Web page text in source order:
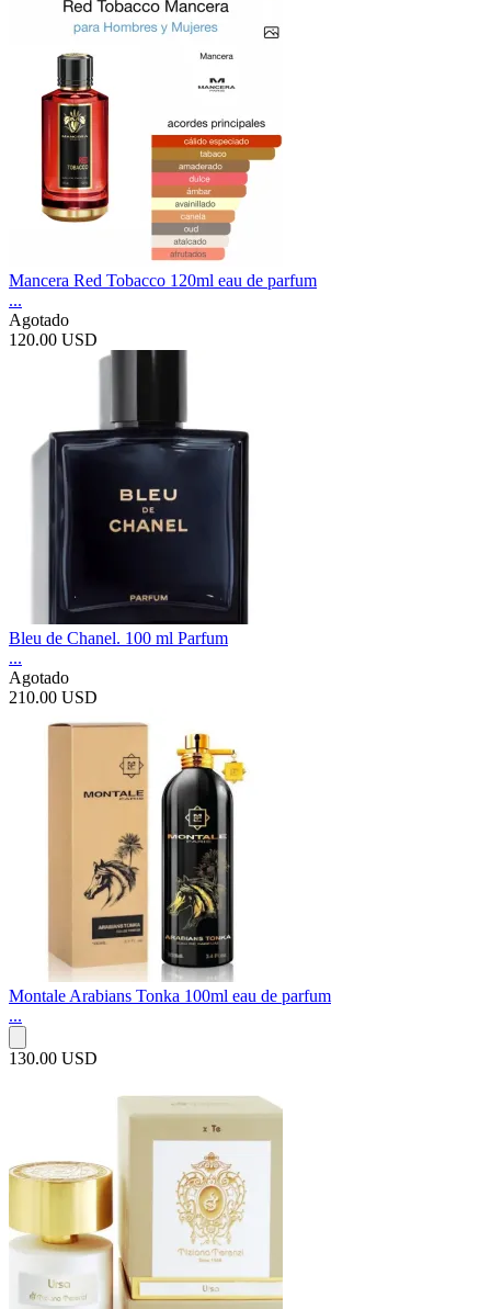
Mancera Red Tobacco 120ml eau de parfum
...
Agotado
120.00 USD
Bleu de Chanel. 100 ml Parfum
...
Agotado
210.00 USD
Montale Arabians Tonka 100ml eau de parfum
...
130.00 USD